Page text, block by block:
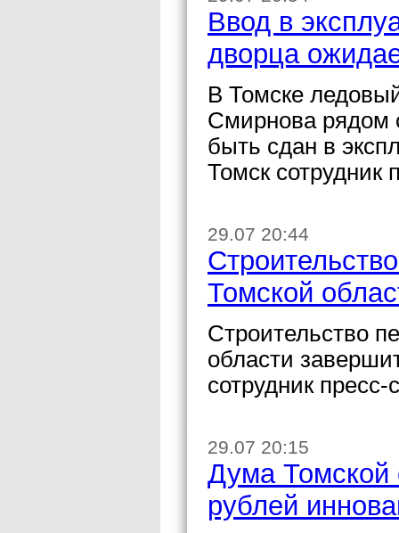
Ввод в
дворца
В Томске
Смирнова рядом
быть сдан в
Томск
29.07 20:44
Томской
Строительство
области
сотрудник
29.07 20:15
Дума Томской
рублей